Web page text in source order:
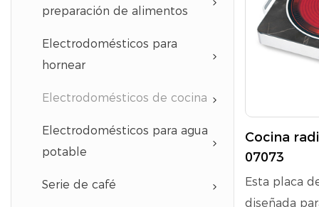
preparación de alimentos
Electrodomésticos para
hornear
Electrodomésticos de cocina
Electrodomésticos para agua
potable
Serie de café
Cocina
07073
Esta placa
diseñada